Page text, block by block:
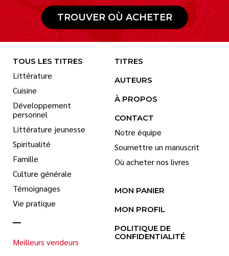
TROUVER OÙ ACHETER
TOUS LES TITRES
Littérature
Cuisine
Développement
personnel
Littérature jeunesse
Spiritualité
Famille
Culture générale
Témoignages
Vie pratique
Meilleurs vendeurs
TITRES
AUTEURS
À PROPOS
CONTACT
Notre équipe
Soumettre un manuscrit
Où acheter nos livres
MON PANIER
MON PROFIL
POLITIQUE DE
CONFIDENTIALITÉ